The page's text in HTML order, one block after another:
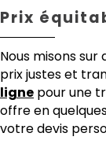
Prix
Nous misons sur
prix justes et
ligne pour une
offre en
votre devis